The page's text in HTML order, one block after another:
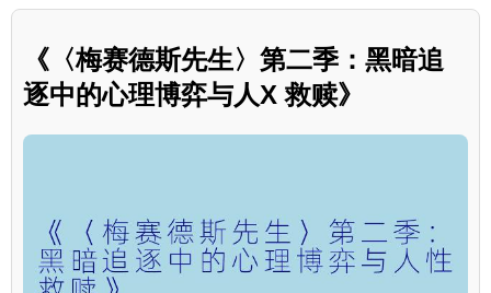
《〈梅赛德斯先生〉第二季：黑暗追
逐中的心理博弈与人X 救赎》